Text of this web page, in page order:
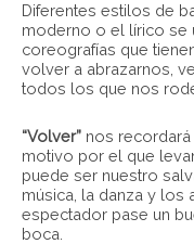
Diferentes estilos de
moderno o el lírico se
coreografías que
volver a abrazarnos,
todos los que nos
“Volver” nos
motivo por el que
puede ser nuestro
música, la danza y los
espectador pase un
boca.